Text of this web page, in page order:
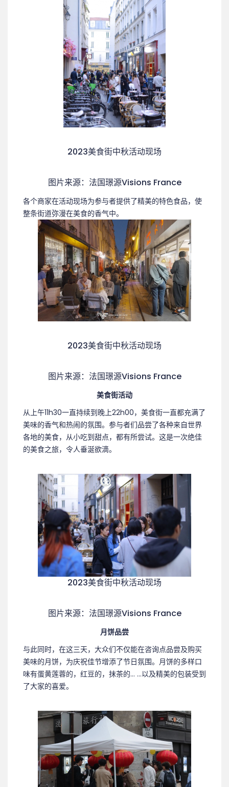
2023美食街中秋活动现场
图片来源：法国璟源Visions France
各个商家在活动现场为参与者提供了精美的特色食品，使
整条街道弥漫在美食的香气中。
2023美食街中秋活动现场
图片来源：法国璟源Visions France
美食街活动
从上午11h30一直持续到晚上22h00，美食街一直都充满了
美味的香气和热闹的氛围。参与者们品尝了各种来自世界
各地的美食，从小吃到甜点，都有所尝试。这是一次绝佳
的美食之旅，令人垂涎欲滴。
2023美食街中秋活动现场
图片来源：法国璟源Visions France
月饼品尝
与此同时，在这三天，大众们不仅能在咨询点品尝及购买
美味的月饼，为庆祝佳节增添了节日氛围。月饼的多样口
味有蛋黄莲蓉的，红豆的，抹茶的… …以及精美的包装受到
了大家的喜爱。